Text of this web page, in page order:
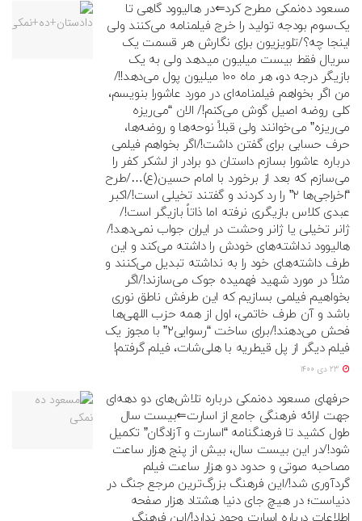
مسعود ده‌نمکی مطرح کرد⇐در هالیوود گاهی تا
یک‌سوم بودجه تولید را خرج فیلمنامه می‌کنند ولی
اینجا چه؟/تلویزیون برای نگارش هر قسمت یک
سریال فقط بیست میلیون میدهد ولی به یک
بازیگر درجه دو، هر ماه ۱۰۰ میلیون پول می‌دهد!!/
من اگر بخواهم فیلمنامه‌ای در مورد عاشورا بنویسم،
کلی روضه اصیل گوش می‌کنم!/ الان “می‌ریزه
می‌ریزه” می‌خوانند ولی قبلاً نوحه‌ها و روضه‌ها،
حرف حسابی برای گفتن داشت!/اگر بخواهم فیلمی
درباره عاشورا بسازم داستان دو برادر از لشکر کفر را
می‌سازم که بعد از برخورد با امام حسین(ع)…/طرح
“اخراجی‌ها ۲” را رد کردند و گفتند تخیلی است!/اکبر
عبدی کلاس بازیگری نرفته اما ذاتاً بازیگر است!/
ژانر تخیلی یا ژانر وحشت در ایران جواب نمی‌دهد!/
هالیوود نداشته‌های خودش را داشته می‌کند و این
طرف داشته‌های خود را به نداشته تبدیل می‌کنند و
مثلاً در مورد شهید فهمیده جوک می‌سازند!/اگر
بخواهیم فیلمی بسازیم که این طرفش ناطق نوری
باشد و آن طرف خاتمی، اول از همه حزب اللهی‌ها
فحش می‌دهند!/برای ساخت “رسوایی۲” با مجوز یک
فیلم دیگر از پل قیطریه با هلی‌شات، فیلم گرفتم!
حرفهای مسعود ده‌نمکی درباره تلاش‌های دو دهه‌ای‌
جهت ارائه فرهنگی جامع از اسارت⇐بیست سال
طول کشید تا فرهنگنامه “اسارت و آزادگان” تکمیل
شود!/در این بیست سال، بیش از پنج هزار ساعت
مصاحبه صوتی و حدود دو هزار ساعت فیلم
گردآوری شد!/این فرهنگ بزرگ‌ترین مرجع جنگ در
دنیاست؛ در هیچ جای دنیا هشتاد هزار صفحه